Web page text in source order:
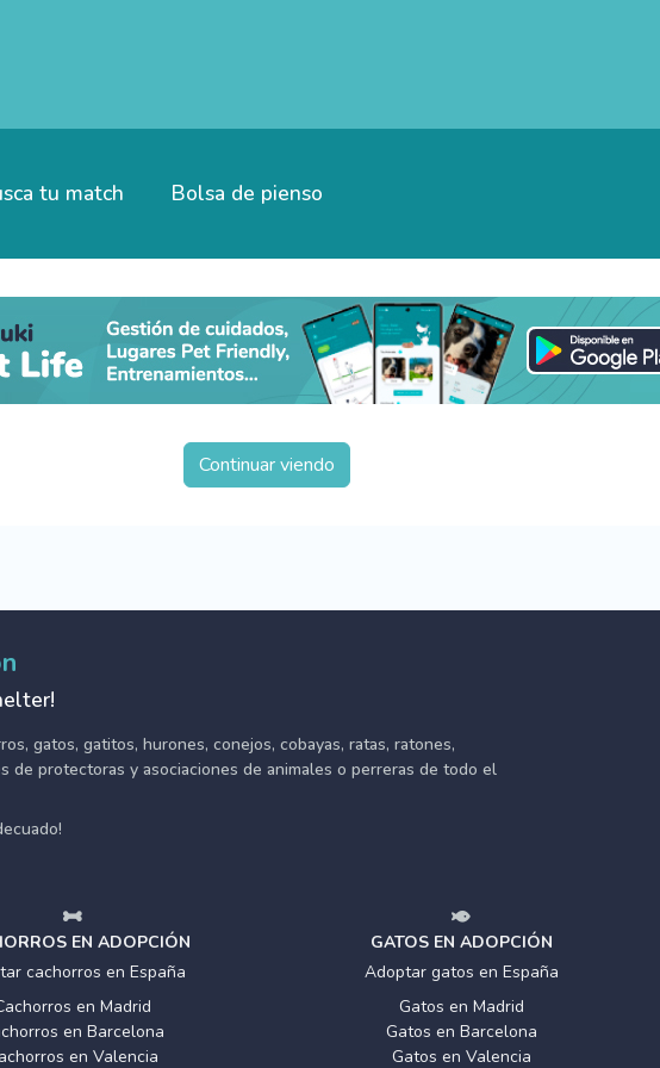
tu match Bolsa de pienso
Continuar viendo
gatos, gatitos, hurones, conejos, cobayas, ratas, ratones,
de protectoras y asociaciones de animales o perreras de todo el
EN ADOPCIÓN
cachorros en España
en Madrid
en Barcelona
en Valencia
GATOS EN ADOPCIÓN
Adoptar gatos en España
Gatos en Madrid
Gatos en Barcelona
Gatos en Valencia